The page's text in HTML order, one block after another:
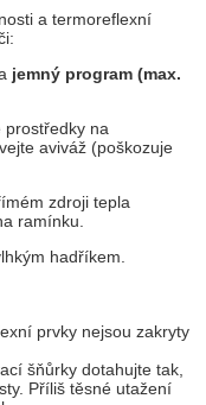
a termoreflexní
jemný program (max.
prostředky na
aviváž (poškozuje
zdroji tepla
ramínku.
hadříkem.
prvky nejsou zakryty
šňůrky dotahujte tak,
Příliš těsné utažení